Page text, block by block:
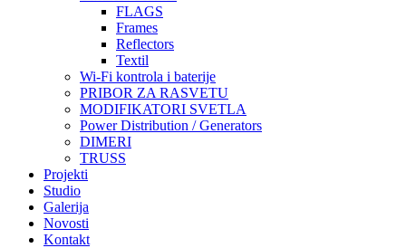
FLAGS
Frames
Reflectors
Textil
Wi-Fi kontrola i baterije
PRIBOR ZA RASVETU
MODIFIKATORI SVETLA
Power Distribution / Generators
DIMERI
TRUSS
Projekti
Studio
Galerija
Novosti
Kontakt